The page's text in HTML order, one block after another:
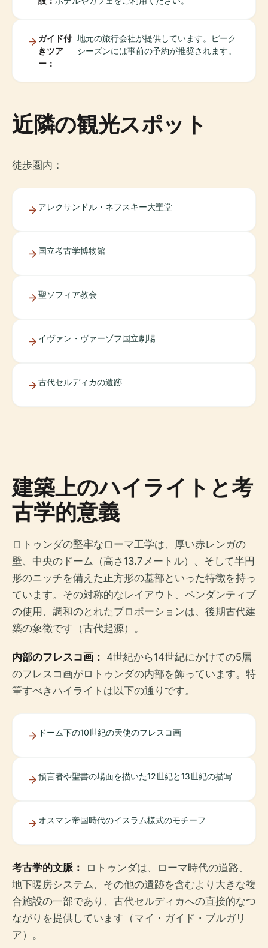
ガイド付
きツア
ー：
地元の旅行会社が提供しています。ピーク
シーズンには事前の予約が推奨されます。
近隣の観光スポット
徒歩圏内：
アレクサンドル・ネフスキー大聖堂
国立考古学博物館
聖ソフィア教会
イヴァン・ヴァーゾフ国立劇場
古代セルディカの遺跡
建築上のハイライトと考
古学的意義
ロトゥンダの堅牢なローマ工学は、厚い赤レンガの
壁、中央のドーム（高さ13.7メートル）、そして半円
形のニッチを備えた正方形の基部といった特徴を持っ
ています。その対称的なレイアウト、ペンダンティブ
の使用、調和のとれたプロポーションは、後期古代建
築の象徴です（古代起源）。
内部のフレスコ画： 4世紀から14世紀にかけての5層
のフレスコ画がロトゥンダの内部を飾っています。特
筆すべきハイライトは以下の通りです。
ドーム下の10世紀の天使のフレスコ画
預言者や聖書の場面を描いた12世紀と13世紀の描写
オスマン帝国時代のイスラム様式のモチーフ
考古学的文脈：
ロトゥンダは、ローマ時代の道路、
地下暖房システム、その他の遺跡を含むより大きな複
合施設の一部であり、古代セルディカへの直接的なつ
ながりを提供しています（マイ・ガイド・ブルガリ
ア）。